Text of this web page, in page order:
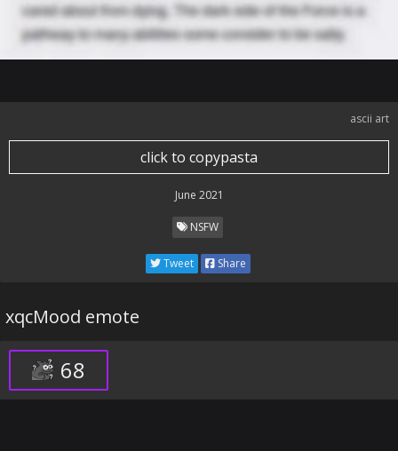
ascii art
click to copypasta
June 2021
NSFW
Tweet Share
xqcMood emote
68